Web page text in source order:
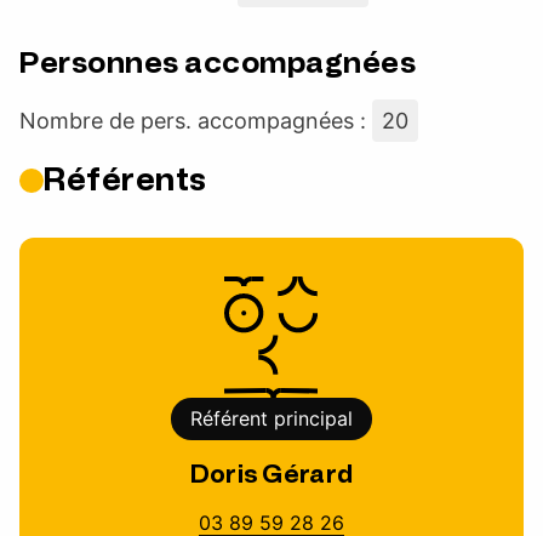
Personnes accompagnées
Nombre de pers. accompagnées : 20
Référents
Référent principal
Doris Gérard
03 89 59 28 26